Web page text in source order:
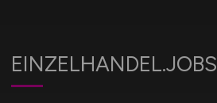
EINZELHANDEL.JOBS